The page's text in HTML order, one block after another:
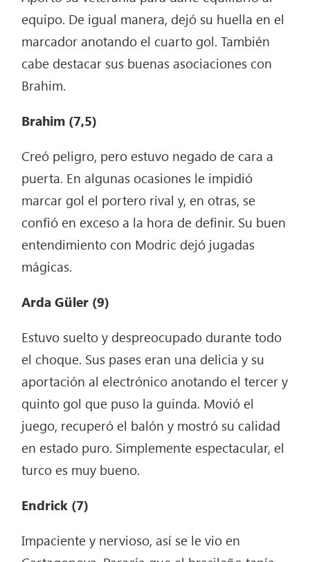
equipo. De igual manera, dejó su huella en el
marcador anotando el cuarto gol. También
cabe destacar sus buenas asociaciones con
Brahim.
Brahim (7,5)
Creó peligro, pero estuvo negado de cara a
puerta. En algunas ocasiones le impidió
marcar gol el portero rival y, en otras, se
confió en exceso a la hora de definir. Su buen
entendimiento con Modric dejó jugadas
mágicas.
Arda Güler (9)
Estuvo suelto y despreocupado durante todo
el choque. Sus pases eran una delicia y su
aportación al electrónico anotando el tercer y
quinto gol que puso la guinda. Movió el
juego, recuperó el balón y mostró su calidad
en estado puro. Simplemente espectacular, el
turco es muy bueno.
Endrick (7)
Impaciente y nervioso, así se le vio en